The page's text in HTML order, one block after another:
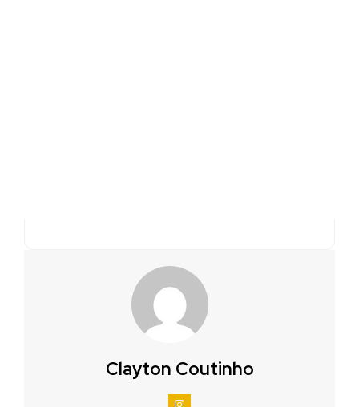
Clayton Coutinho